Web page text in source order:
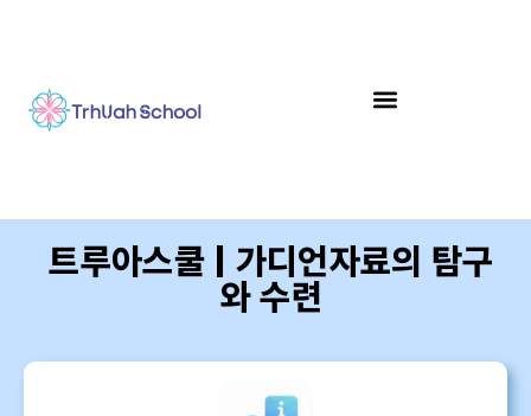
트루아스쿨 | 가디언자료의 탐구
와 수련